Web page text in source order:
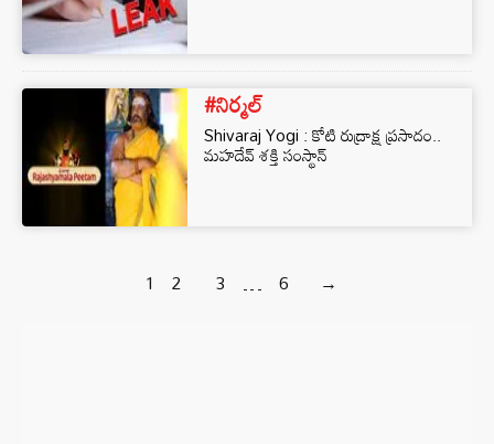
#నిర్మల్
Shivaraj Yogi : కోటి రుద్రాక్ష ప్రసాదం..
మహదేవ్‌ శక్తి సంస్థాన్‌
1 2 3 … 6 →